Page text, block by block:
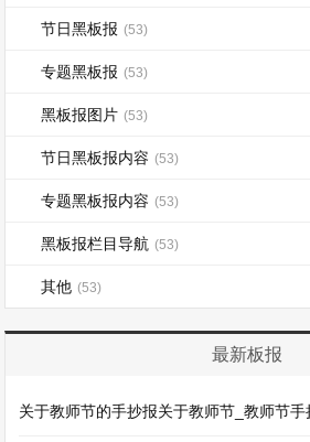
节日黑板报 (53)
专题黑板报 (53)
黑板报图片 (53)
节日黑板报内容 (53)
专题黑板报内容 (53)
黑板报栏目导航 (53)
其他 (53)
最新板报
关于教师节的手抄报关于教师节_教师节